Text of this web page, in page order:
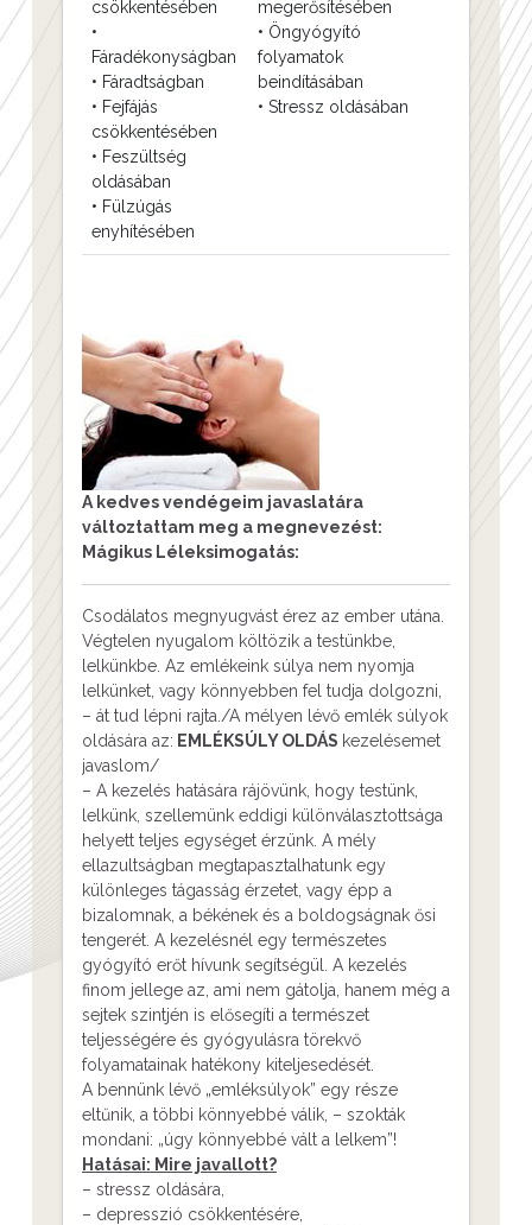
csökkentésében
•
Fáradékonyságban
• Fáradtságban
• Fejfájás
csökkentésében
• Feszültség
oldásában
• Fülzúgás
enyhítésében
megerősítésében
• Öngyógyító
folyamatok
beindításában
• Stressz oldásában
A kedves vendégeim javaslatára
változtattam meg a megnevezést:
Mágikus Léleksimogatás:
Csodálatos megnyugvást érez az ember utána.
Végtelen nyugalom költözik a testünkbe,
lelkünkbe. Az emlékeink súlya nem nyomja
lelkünket, vagy könnyebben fel tudja dolgozni,
– át tud lépni rajta./A mélyen lévő emlék súlyok
oldására az: EMLÉKSÚLY OLDÁS kezelésemet
javaslom/
– A kezelés hatására rájövünk, hogy testünk,
lelkünk, szellemünk eddigi különválasztottsága
helyett teljes egységet érzünk. A mély
ellazultságban megtapasztalhatunk egy
különleges tágasság érzetet, vagy épp a
bizalomnak, a békének és a boldogságnak ősi
tengerét. A kezelésnél egy természetes
gyógyító erőt hívunk segítségül. A kezelés
finom jellege az, ami nem gátolja, hanem még a
sejtek szintjén is elősegíti a természet
teljességére és gyógyulásra törekvő
folyamatainak hatékony kiteljesedését.
A bennünk lévő „emléksúlyok” egy része
eltűnik, a többi könnyebbé válik, – szokták
mondani: „úgy könnyebbé vált a lelkem”!
Hatásai: Mire javallott?
– stressz oldására,
– depresszió csökkentésére,